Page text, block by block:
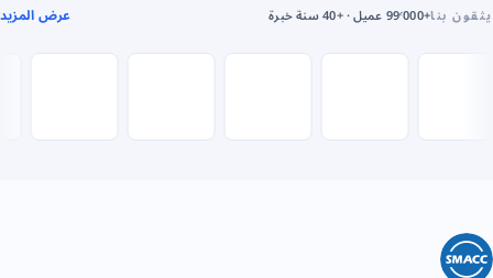
يثقون بنا+99٬000 عميل · +40 سنة خبرة عرض المزيد